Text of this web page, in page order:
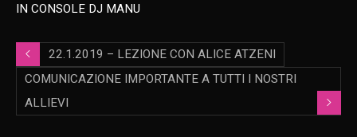
IN CONSOLE DJ MANU
22.1.2019 – LEZIONE CON ALICE ATZENI
COMUNICAZIONE IMPORTANTE A TUTTI I NOSTRI
ALLIEVI